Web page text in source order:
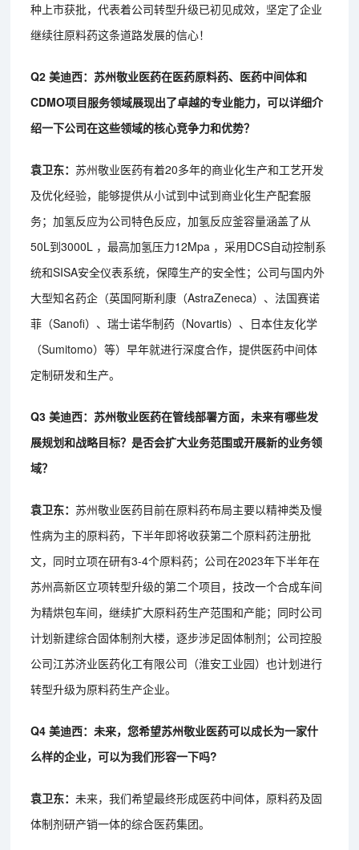
种上市获批，代表着公司转型升级已初见成效，坚定了企业
继续往原料药这条道路发展的信心！
Q2 美迪西：苏州敬业医药在医药原料药、医药中间体和
CDMO项目服务领域展现出了卓越的专业能力，可以详细介
绍一下公司在这些领域的核心竞争力和优势？
袁卫东：苏州敬业医药有着20多年的商业化生产和工艺开发
及优化经验，能够提供从小试到中试到商业化生产配套服
务；加氢反应为公司特色反应，加氢反应釜容量涵盖了从
50L到3000L ，最高加氢压力12Mpa ，采用DCS自动控制系
统和SISA安全仪表系统，保障生产的安全性；公司与国内外
大型知名药企（英国阿斯利康（AstraZeneca）、法国赛诺
菲（Sanofi）、瑞士诺华制药（Novartis）、日本住友化学
（Sumitomo）等）早年就进行深度合作，提供医药中间体
定制研发和生产。
Q3 美迪西：苏州敬业医药在管线部署方面，未来有哪些发
展规划和战略目标？是否会扩大业务范围或开展新的业务领
域？
袁卫东：苏州敬业医药目前在原料药布局主要以精神类及慢
性病为主的原料药，下半年即将收获第二个原料药注册批
文，同时立项在研有3-4个原料药；公司在2023年下半年在
苏州高新区立项转型升级的第二个项目，技改一个合成车间
为精烘包车间，继续扩大原料药生产范围和产能；同时公司
计划新建综合固体制剂大楼，逐步涉足固体制剂；公司控股
公司江苏济业医药化工有限公司（淮安工业园）也计划进行
转型升级为原料药生产企业。
Q4 美迪西：未来，您希望苏州敬业医药可以成长为一家什
么样的企业，可以为我们形容一下吗?
袁卫东：未来，我们希望最终形成医药中间体，原料药及固
体制剂研产销一体的综合医药集团。